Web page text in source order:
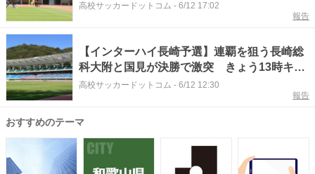
高校サッカードットコム - 6/12 17:02
報告
【インターハイ長崎予選】連覇を狙う長崎総
科大附と国見が決勝で激突 きょう13時キッ
クオフ
高校サッカードットコム - 6/12 12:30
報告
おすすめのテーマ